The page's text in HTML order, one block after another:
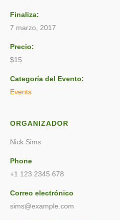
Finaliza:
7 marzo, 2017
Precio:
$15
Categoría del Evento:
Events
ORGANIZADOR
Nick Sims
Phone
+1 123 2345 678
Correo electrónico
sims@example.com